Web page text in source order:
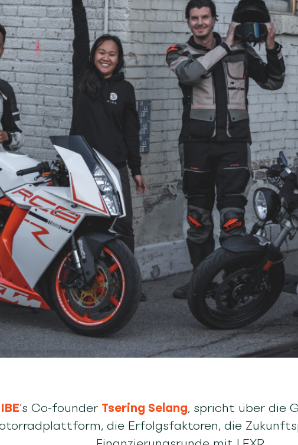
’s Co-founder Tsering Selang, spricht über die
die Erfolgsfaktoren, die